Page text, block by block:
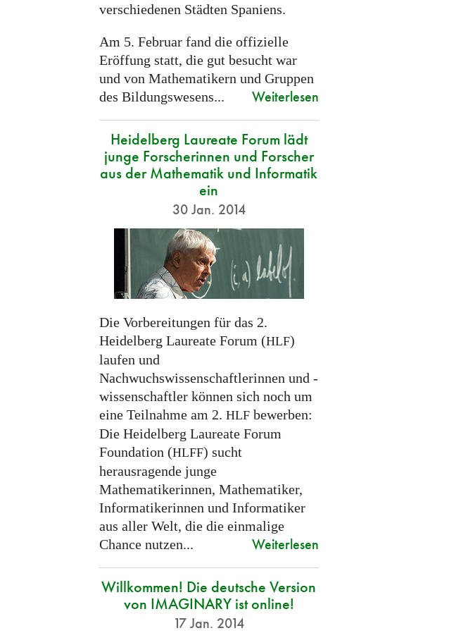
verschiedenen Städten Spaniens.
Am 5. Februar fand die offizielle
Eröffung statt, die gut besucht war
und von Mathematikern und Gruppen
des Bildungswesens...
Weiterlesen
Heidelberg Laureate Forum lädt
junge Forscherinnen und Forscher
aus der Mathematik und Informatik
ein
30 Jan. 2014
Die Vorbereitungen für das 2.
Heidelberg Laureate Forum (HLF)
laufen und
Nachwuchswissenschaftlerinnen und -
wissenschaftler können sich noch um
eine Teilnahme am 2. HLFbewerben:
Die Heidelberg Laureate Forum
Foundation (HLFF) sucht
herausragende junge
Mathematikerinnen, Mathematiker,
Informatikerinnen und Informatiker
aus aller Welt, die die einmalige
Chance nutzen...
Weiterlesen
Willkommen! Die deutsche Version
von IMAGINARY ist online!
17 Jan. 2014